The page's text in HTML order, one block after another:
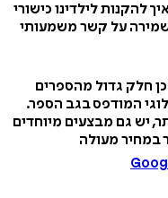
להקנות לילדינו כישורי
שמירה על קשר משמעותי
חלק גדול מהספרים
המודפס בגב הספר.
יש גם מבצעים מיוחדים
במחיר מעולה